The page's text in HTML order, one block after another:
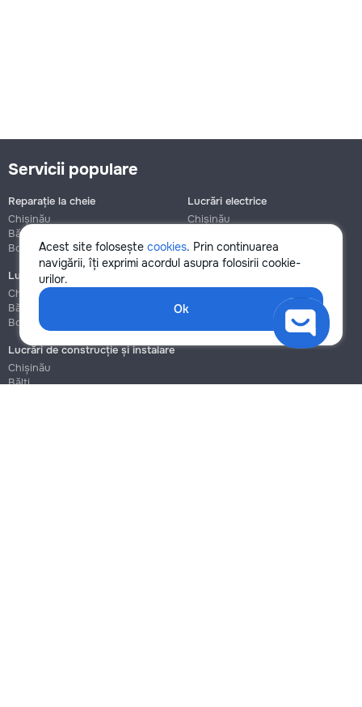
Acest site folosește cookies. Prin continuarea
navigării, îți exprimi acordul asupra folosirii cookie-
urilor.
Ok
Servicii populare
Reparație la cheie
Chișinău
Bălți
Botanica
Lucrări electrice
Chișinău
Botanica
Lucrări de instalații sanitare
Chișinău
Bălți
Botanica
Bălți
Lucrări de construcție și instalare
Chișinău
Bălți